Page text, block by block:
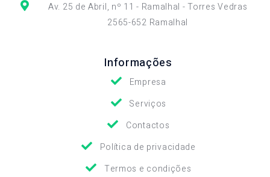
Av. 25 de Abril, nº 11 - Ramalhal - Torres Vedras
2565-652 Ramalhal
Informações
Empresa
Serviços
Contactos
Política de privacidade
Termos e condições